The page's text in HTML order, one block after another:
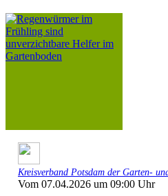
Kreisverband Potsdam der Garten-
Vom 07.04.2026 um 09:00 Uhr